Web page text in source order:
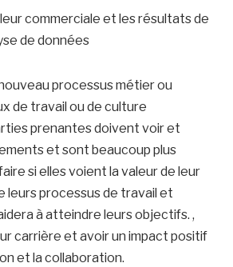
commerciale et les résultats de
de données
processus métier ou
de travail ou de culture
prenantes doivent voir et
et sont beaucoup plus
si elles voient la valeur de leur
leurs processus de travail et
à atteindre leurs objectifs. ,
carrière et avoir un impact positif
et la collaboration.